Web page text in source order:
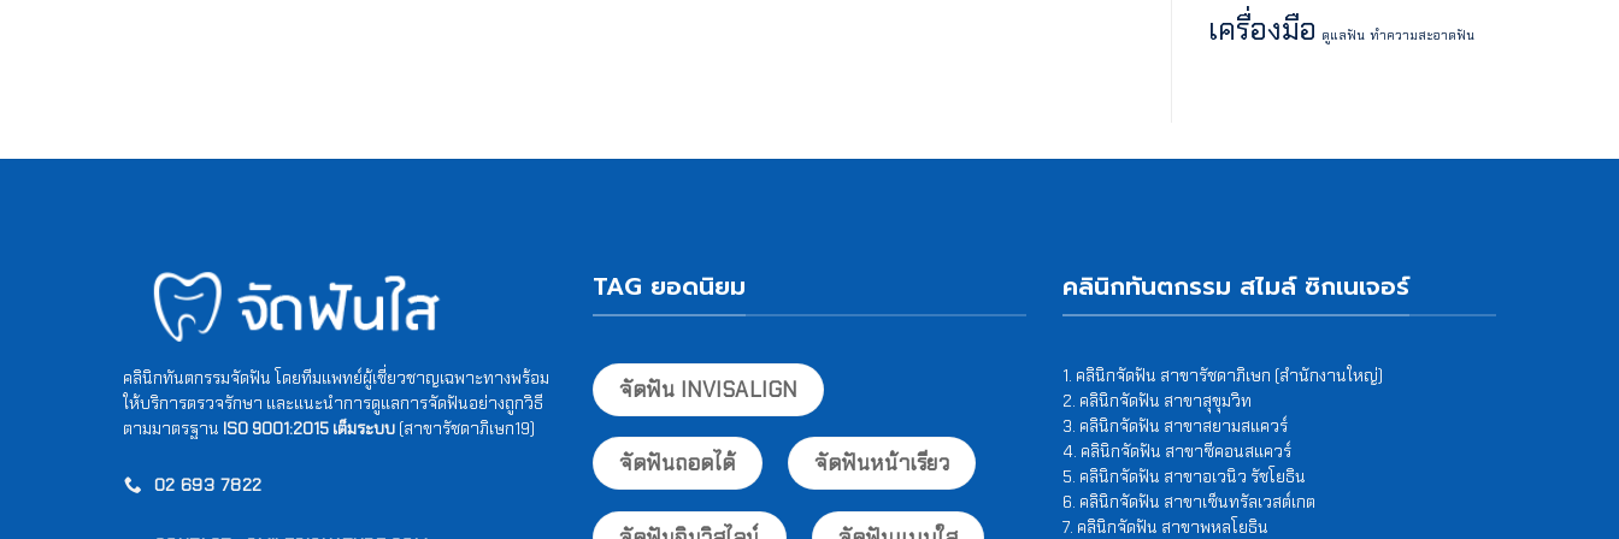
เครื่องมือ ดูแลฟัน ทำความสะอาดฟัน
คลินิกทันตกรรมจัดฟัน โดยทีมแพทย์ผู้เชี่ยวชาญเฉพาะทางพร้อม
ให้บริการตรวจรักษา และแนะนำการดูแลการจัดฟันอย่างถูกวิธี
ตามมาตรฐาน ISO 9001:2015 เต็มระบบ (สาขารัชดาภิเษก19)
02 693 7822
TAG ยอดนิยม
จัดฟัน INVISALIGN
จัดฟันถอดได้ จัดฟันหน้าเรียว
คลินิกทันตกรรม สไมล์ ซิกเนเจอร์
1. คลินิกจัดฟัน สาขารัชดาภิเษก (สำนักงานใหญ่)
2. คลินิกจัดฟัน สาขาสุขุมวิท
3. คลินิกจัดฟัน สาขาสยามสแควร์
4. คลินิกจัดฟัน สาขาซีคอนสแควร์
5. คลินิกจัดฟัน สาขาอเวนิว รัชโยธิน
6. คลินิกจัดฟัน สาขาเซ็นทรัลเวสต์เกต
7. คลินิกจัดฟัน สาขาพหลโยธิน